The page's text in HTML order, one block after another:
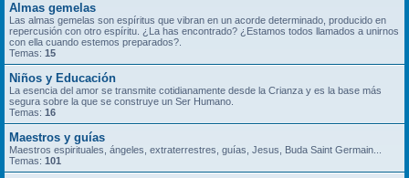
Almas gemelas
Las almas gemelas son espíritus que vibran en un acorde determinado, producido en
repercusión con otro espíritu. ¿La has encontrado? ¿Estamos todos llamados a unirnos
con ella cuando estemos preparados?.
Temas: 15
Niños y Educación
La esencia del amor se transmite cotidianamente desde la Crianza y es la base más
segura sobre la que se construye un Ser Humano.
Temas: 16
Maestros y guías
Maestros espirituales, ángeles, extraterrestres, guías, Jesus, Buda Saint Germain...
Temas: 101